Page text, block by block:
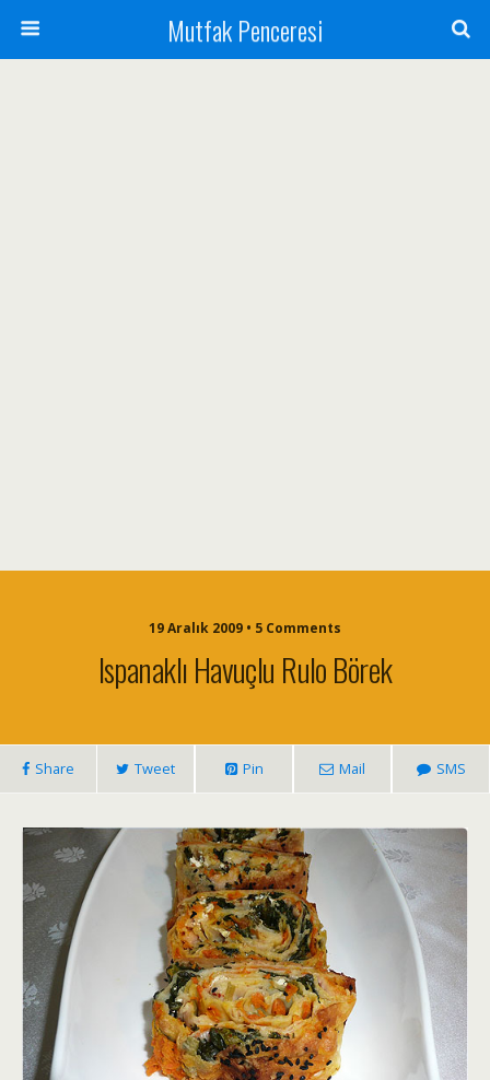
Mutfak Penceresi
19 Aralık 2009 • 5 Comments
Ispanaklı Havuçlu Rulo Börek
Share Tweet Pin Mail SMS